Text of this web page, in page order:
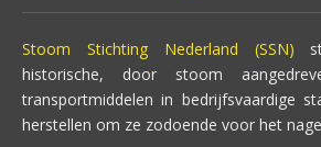
Stoom Stichting Nederland (SSN)
historische, door stoom
transportmiddelen in bedrijfsvaardige
herstellen om ze zodoende voor het